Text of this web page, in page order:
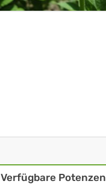
Verfügbare Potenzen